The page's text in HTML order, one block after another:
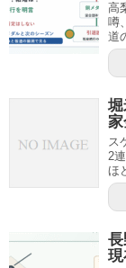
高
噂
道
家
ス
2
ほ